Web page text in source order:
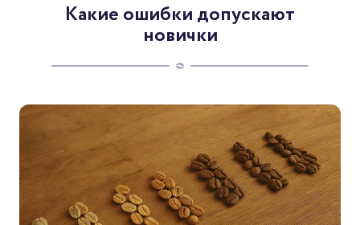
Какие ошибки допускают
новички